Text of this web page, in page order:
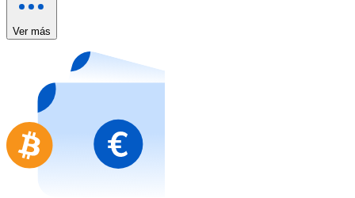
Compra tarjetas regalo de tus marcas favoritas con
Ir a la tienda de tarjetas regalo
Ver más